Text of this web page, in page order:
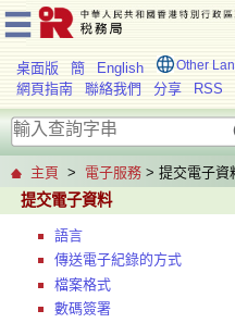
桌面版 簡 English Other
網頁指南 聯絡我們 分享 RSS
主頁 > 電子服務 > 提交電子資
提交電子資料
語言
傳送電子紀錄的方式
檔案格式
數碼簽署